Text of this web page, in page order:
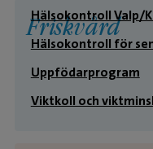
Friskvård
Hälsokontroll Valp/
Hälsokontroll för
Uppfödarprogram
Viktkoll och